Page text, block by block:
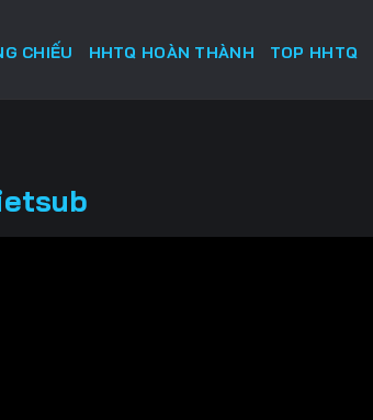
CHIẾU HHTQ HOÀN THÀNH TOP HHTQ